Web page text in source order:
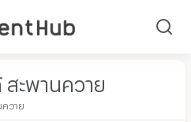
สะพานควาย
ควาย